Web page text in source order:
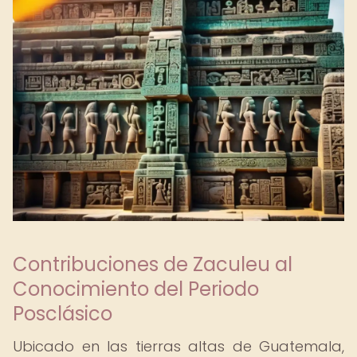
Contribuciones de Zaculeu al
Conocimiento del Periodo
Posclásico
Ubicado en las tierras altas de Guatemala,